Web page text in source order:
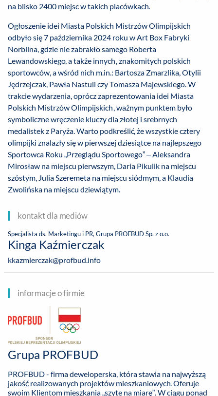
na blisko 2400 miejsc w takich placówkach.
Ogłoszenie idei Miasta Polskich Mistrzów Olimpijskich
odbyło się 7 października 2024 roku w Art Box Fabryki
Norblina, gdzie nie zabrakło samego Roberta
Lewandowskiego, a także innych, znakomitych polskich
sportowców, a wśród nich m.in.: Bartosza Zmarzlika, Otylii
Jędrzejczak, Pawła Nastuli czy Tomasza Majewskiego. W
trakcie wydarzenia, oprócz zaprezentowania idei Miasta
Polskich Mistrzów Olimpijskich, ważnym punktem było
symboliczne wręczenie kluczy dla złotej i srebrnych
medalistek z Paryża. Warto podkreślić, że wszystkie cztery
olimpijki znalazły się w pierwszej dziesiątce na najlepszego
Sportowca Roku „Przeglądu Sportowego” – Aleksandra
Mirosław na miejscu pierwszym, Daria Pikulik na miejscu
szóstym, Julia Szeremeta na miejscu siódmym, a Klaudia
Zwolińska na miejscu dziewiątym.
kontakt dla mediów
Specjalista ds. Marketingu i PR, Grupa PROFBUD Sp. z o.o.
Kinga Kaźmierczak
kkazmierczak@profbud.info
informacje o firmie
Grupa PROFBUD
PROFBUD - firma deweloperska, która stawia na najwyższą
jakość realizowanych projektów mieszkaniowych. Oferuje
swoim Klientom mieszkania „szyte na miarę”. W ciągu ponad